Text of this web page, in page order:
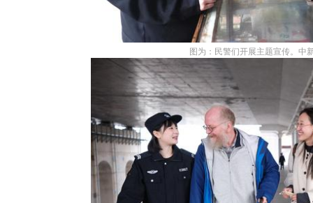
图为：民警们开展主题宣传。中